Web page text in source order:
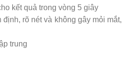
kết quả trong vòng 5 giây
rõ nét và không gây mỏi mắt,
trung